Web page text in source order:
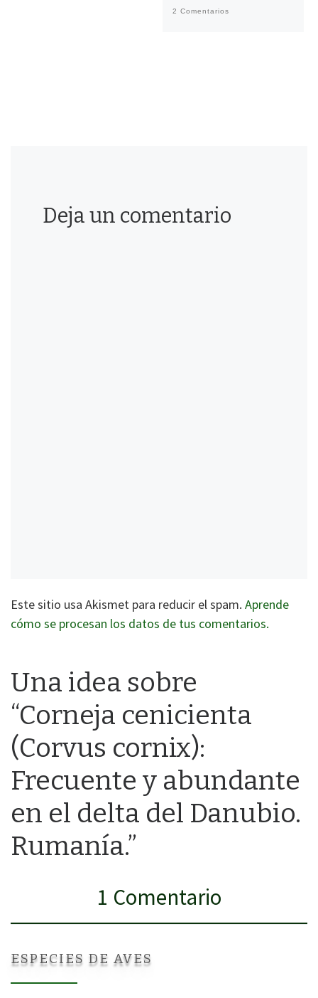
2 Comentarios
Deja un comentario
Este sitio usa Akismet para reducir el spam. Aprende
cómo se procesan los datos de tus comentarios.
Una idea sobre
“Corneja cenicienta
(Corvus cornix):
Frecuente y abundante
en el delta del Danubio.
Rumanía.”
1 Comentario
ESPECIES DE AVES